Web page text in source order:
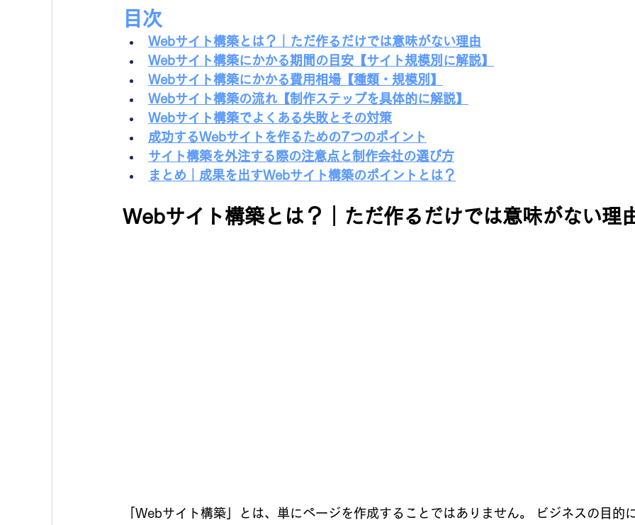
目次
Webサイト構築とは？｜ただ作るだけでは意味がない理由
Webサイト構築にかかる期間の目安【サイト規模別に解説】
Webサイト構築にかかる費用相場【種類・規模別】
Webサイト構築の流れ【制作ステップを具体的に解説】
Webサイト構築でよくある失敗とその対策
成功するWebサイトを作るための7つのポイント
サイト構築を外注する際の注意点と制作会社の選び方
まとめ｜成果を出すWebサイト構築のポイントとは？
Webサイト構築とは？｜ただ作るだけでは意味がない理
「Webサイト構築」とは、単にページを作成することではありません。 ビジネスの目的